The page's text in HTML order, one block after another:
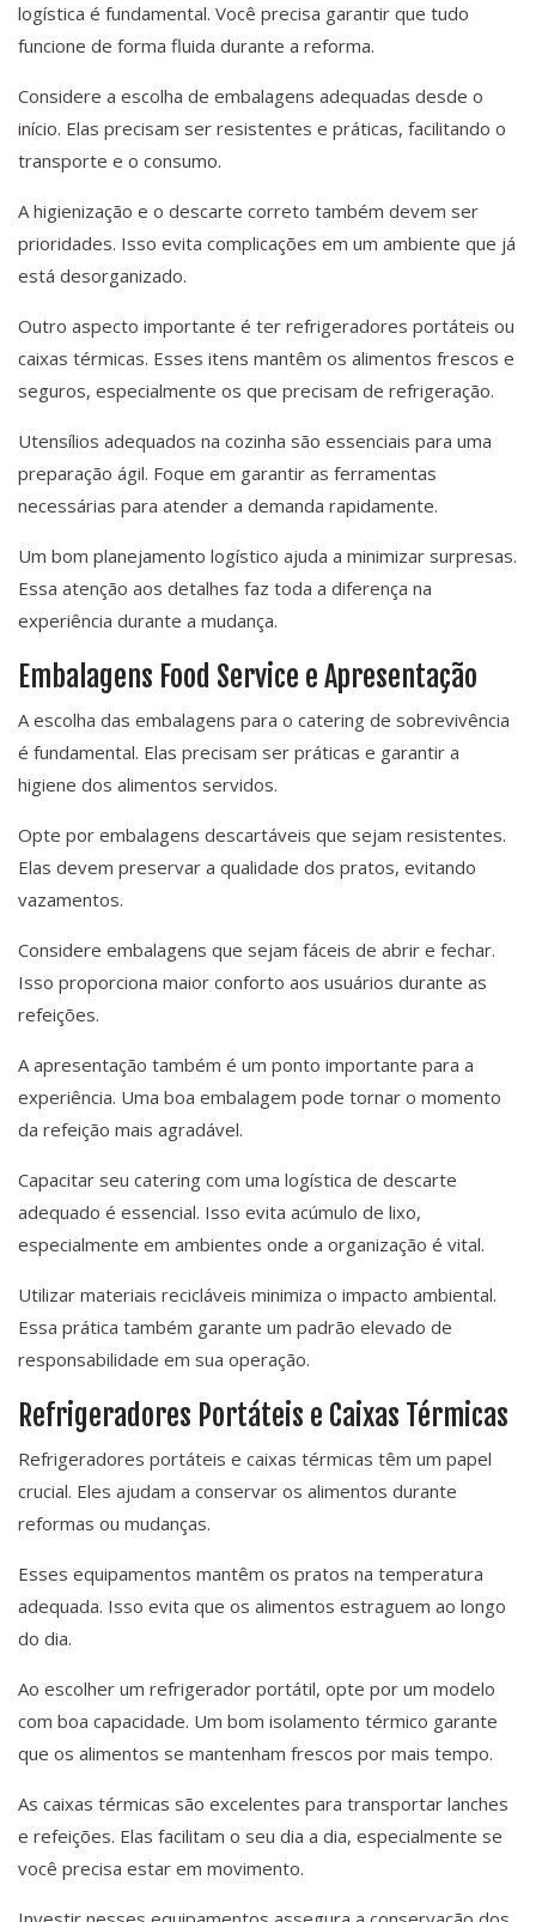
logística é fundamental. Você precisa garantir que tudo
funcione de forma fluida durante a reforma.
Considere a escolha de embalagens adequadas desde o
início. Elas precisam ser resistentes e práticas, facilitando o
transporte e o consumo.
A higienização e o descarte correto também devem ser
prioridades. Isso evita complicações em um ambiente que já
está desorganizado.
Outro aspecto importante é ter refrigeradores portáteis ou
caixas térmicas. Esses itens mantêm os alimentos frescos e
seguros, especialmente os que precisam de refrigeração.
Utensílios adequados na cozinha são essenciais para uma
preparação ágil. Foque em garantir as ferramentas
necessárias para atender a demanda rapidamente.
Um bom planejamento logístico ajuda a minimizar surpresas.
Essa atenção aos detalhes faz toda a diferença na
experiência durante a mudança.
Embalagens Food Service e Apresentação
A escolha das embalagens para o catering de sobrevivência
é fundamental. Elas precisam ser práticas e garantir a
higiene dos alimentos servidos.
Opte por embalagens descartáveis que sejam resistentes.
Elas devem preservar a qualidade dos pratos, evitando
vazamentos.
Considere embalagens que sejam fáceis de abrir e fechar.
Isso proporciona maior conforto aos usuários durante as
refeições.
A apresentação também é um ponto importante para a
experiência. Uma boa embalagem pode tornar o momento
da refeição mais agradável.
Capacitar seu catering com uma logística de descarte
adequado é essencial. Isso evita acúmulo de lixo,
especialmente em ambientes onde a organização é vital.
Utilizar materiais recicláveis minimiza o impacto ambiental.
Essa prática também garante um padrão elevado de
responsabilidade em sua operação.
Refrigeradores Portáteis e Caixas Térmicas
Refrigeradores portáteis e caixas térmicas têm um papel
crucial. Eles ajudam a conservar os alimentos durante
reformas ou mudanças.
Esses equipamentos mantêm os pratos na temperatura
adequada. Isso evita que os alimentos estraguem ao longo
do dia.
Ao escolher um refrigerador portátil, opte por um modelo
com boa capacidade. Um bom isolamento térmico garante
que os alimentos se mantenham frescos por mais tempo.
As caixas térmicas são excelentes para transportar lanches
e refeições. Elas facilitam o seu dia a dia, especialmente se
você precisa estar em movimento.